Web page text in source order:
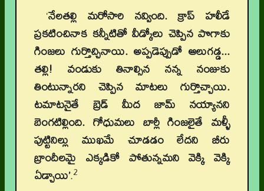
‘నేలతల్లి మరోసారి నవ్వింది. క్రాప్‌ హలీడే
ప్రకటించినాక కన్నీటితో వీడ్కోలు చెప్పిన పొగాకు
గింజలు గుర్తొచ్చినాయి. అప్పడెప్పుడో ఆలుగడ్డ...
తల్లి! వండుకు తినాల్సిన నన్న నంజుకు
తింటున్నారని చెప్పిన మాటలు గుర్తొచ్చాయి.
టమాటనైతే బ్రెడ్‌ మీద జామ్‌ నయ్యానని
బెంగటిల్లింది. గోధుమలు బార్లీ గింజలైతే మళ్ళీ
పుట్టినిల్లు ముఖమే చూడడం లేదని బీరు
బ్రాందీలమై ఎక్కడికో పోతున్నమని వెక్కి వెక్కి
ఏడ్చాయి’.2